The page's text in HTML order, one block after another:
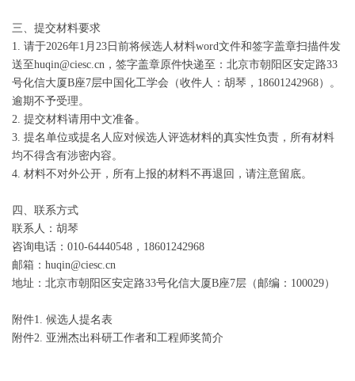
三、提交材料要求
1. 请于2026年1月23日前将候选人材料word文件和签字盖章扫描件发
送至huqin@ciesc.cn，签字盖章原件快递至：北京市朝阳区安定路33
号化信大厦B座7层中国化工学会（收件人：胡琴，18601242968）。
逾期不予受理。
2. 提交材料请用中文准备。
3. 提名单位或提名人应对候选人评选材料的真实性负责，所有材料
均不得含有涉密内容。
4. 材料不对外公开，所有上报的材料不再退回，请注意留底。
四、联系方式
联系人：胡琴
咨询电话：010-64440548，18601242968
邮箱：huqin@ciesc.cn
地址：北京市朝阳区安定路33号化信大厦B座7层（邮编：100029）
附件1. 候选人提名表
附件2. 亚洲杰出科研工作者和工程师奖简介